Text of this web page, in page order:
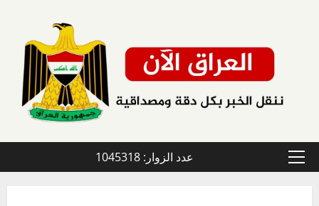
القائمة
عدد الزوار: 1045318